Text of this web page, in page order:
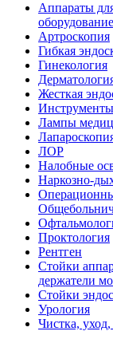
Аппараты
Артроскопия
Гибкая
Гинекология
Жесткая
Инструменты
Лампы
ЛОР
Налобные
Наркозно-
Проктология
Рентген
Стойки
держатели
Стойки
Урология
Чистка,